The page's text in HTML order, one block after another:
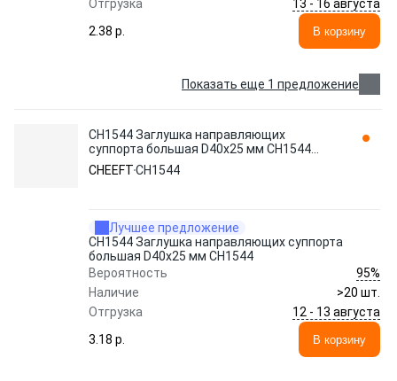
Отгрузка
13 - 16 августа
2.38 p.
В корзину
Показать еще 1 предложение
CH1544 Заглушка направляющих
суппорта большая D40x25 мм CH1544
CHEEFT
CHEEFTCH1544
Лучшее предложение
CH1544 Заглушка направляющих суппорта
большая D40x25 мм CH1544
Вероятность
95%
Наличие
>20 шт.
Отгрузка
12 - 13 августа
3.18 p.
В корзину